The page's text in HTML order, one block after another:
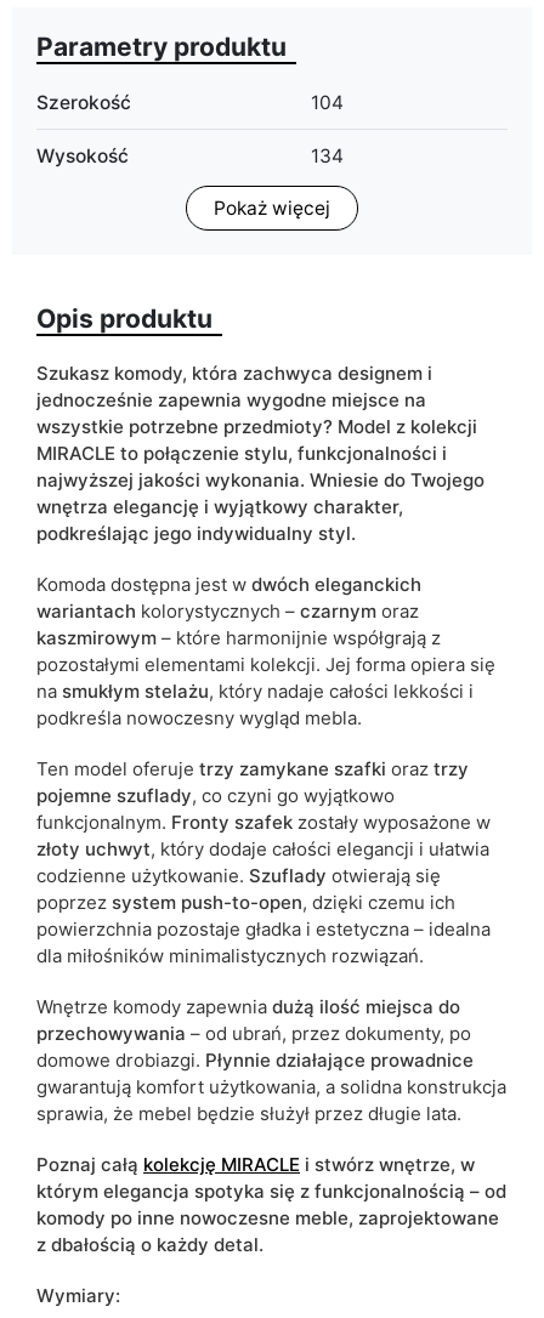
Parametry produktu
Szerokość 104
Wysokość 134
39
Kolorystyka
ean13 5905723993125
Termin dostawy: 6 dni roboczych
Ze względu na proces produkcyjny i właściwości materiałów,
możliwe są tolerancje wymiarowe na poziomie +/- 2–3 cm.
Pokaż więcej
Opis produktu
Szukasz komody, która zachwyca designem i
jednocześnie zapewnia wygodne miejsce na
wszystkie potrzebne przedmioty? Model z kolekcji
MIRACLE to połączenie stylu, funkcjonalności i
najwyższej jakości wykonania. Wniesie do Twojego
wnętrza elegancję i wyjątkowy charakter,
podkreślając jego indywidualny styl.
Komoda dostępna jest w dwóch eleganckich
wariantach kolorystycznych – czarnym oraz
kaszmirowym – które harmonijnie współgrają z
pozostałymi elementami kolekcji. Jej forma opiera się
na smukłym stelażu, który nadaje całości lekkości i
podkreśla nowoczesny wygląd mebla.
Ten model oferuje trzy zamykane szafki oraz trzy
pojemne szuflady, co czyni go wyjątkowo
funkcjonalnym. Fronty szafek zostały wyposażone w
złoty uchwyt, który dodaje całości elegancji i ułatwia
codzienne użytkowanie. Szuflady otwierają się
poprzez system push-to-open, dzięki czemu ich
powierzchnia pozostaje gładka i estetyczna – idealna
dla miłośników minimalistycznych rozwiązań.
Wnętrze komody zapewnia dużą ilość miejsca do
przechowywania – od ubrań, przez dokumenty, po
domowe drobiazgi. Płynnie działające prowadnice
gwarantują komfort użytkowania, a solidna konstrukcja
sprawia, że mebel będzie służył przez długie lata.
Poznaj całą kolekcję MIRACLE i stwórz wnętrze, w
którym elegancja spotyka się z funkcjonalnością – od
komody po inne nowoczesne meble, zaprojektowane
z dbałością o każdy detal.
Wymiary: